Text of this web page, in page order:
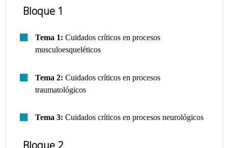
Bloque 1
Tema 1: Cuidados críticos en procesos
musculoesqueléticos
Tema 2: Cuidados críticos en procesos
traumatológicos
Tema 3: Cuidados críticos en procesos neurológicos
Bloque 2